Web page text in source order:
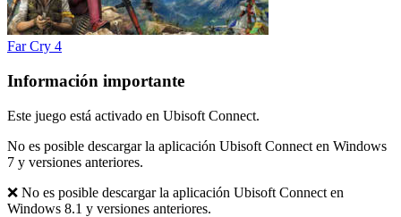
Far Cry 4
Información importante
Este juego está activado en Ubisoft Connect.
No es posible descargar la aplicación Ubisoft Connect en Windows
7 y versiones anteriores.
❌ No es posible descargar la aplicación Ubisoft Connect en
Windows 8.1 y versiones anteriores.